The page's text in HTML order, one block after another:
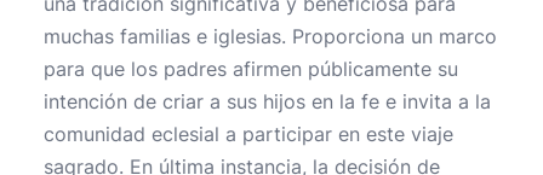
muchas familias e iglesias. Proporciona un marco
para que los padres afirmen públicamente su
intención de criar a sus hijos en la fe e invita a la
comunidad eclesial a participar en este viaje
sagrado. En última instancia, la decisión de